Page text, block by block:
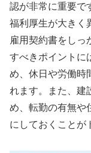
認が非常に重要で
福利厚生が大きく
雇用契約書をしっ
すべきポイントに
め、休日や労働時
れます。また、建
め、転勤の有無や
にしておくことが